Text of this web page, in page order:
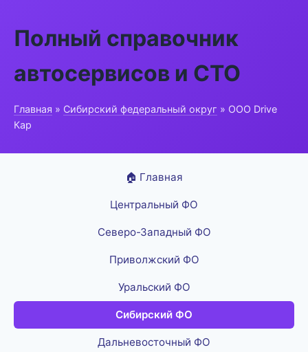
Полный справочник
автосервисов и СТО
Главная » Сибирский федеральный округ » ООО Drive
Кар
🏠 Главная
Центральный ФО
Северо-Западный ФО
Приволжский ФО
Уральский ФО
Сибирский ФО
Дальневосточный ФО